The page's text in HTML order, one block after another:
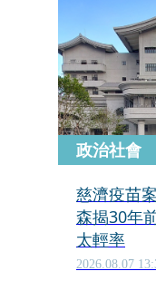
政治社會
慈濟疫苗
森揭30年
太輕率
2026.08.07